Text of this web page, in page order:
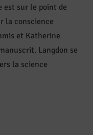
est sur le point de
la conscience
et Katherine
Langdon se
la science